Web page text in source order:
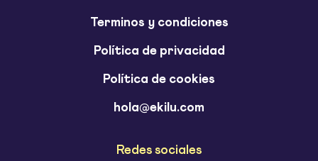
Terminos y condiciones
Política de privacidad
Política de cookies
hola@ekilu.com
Redes sociales